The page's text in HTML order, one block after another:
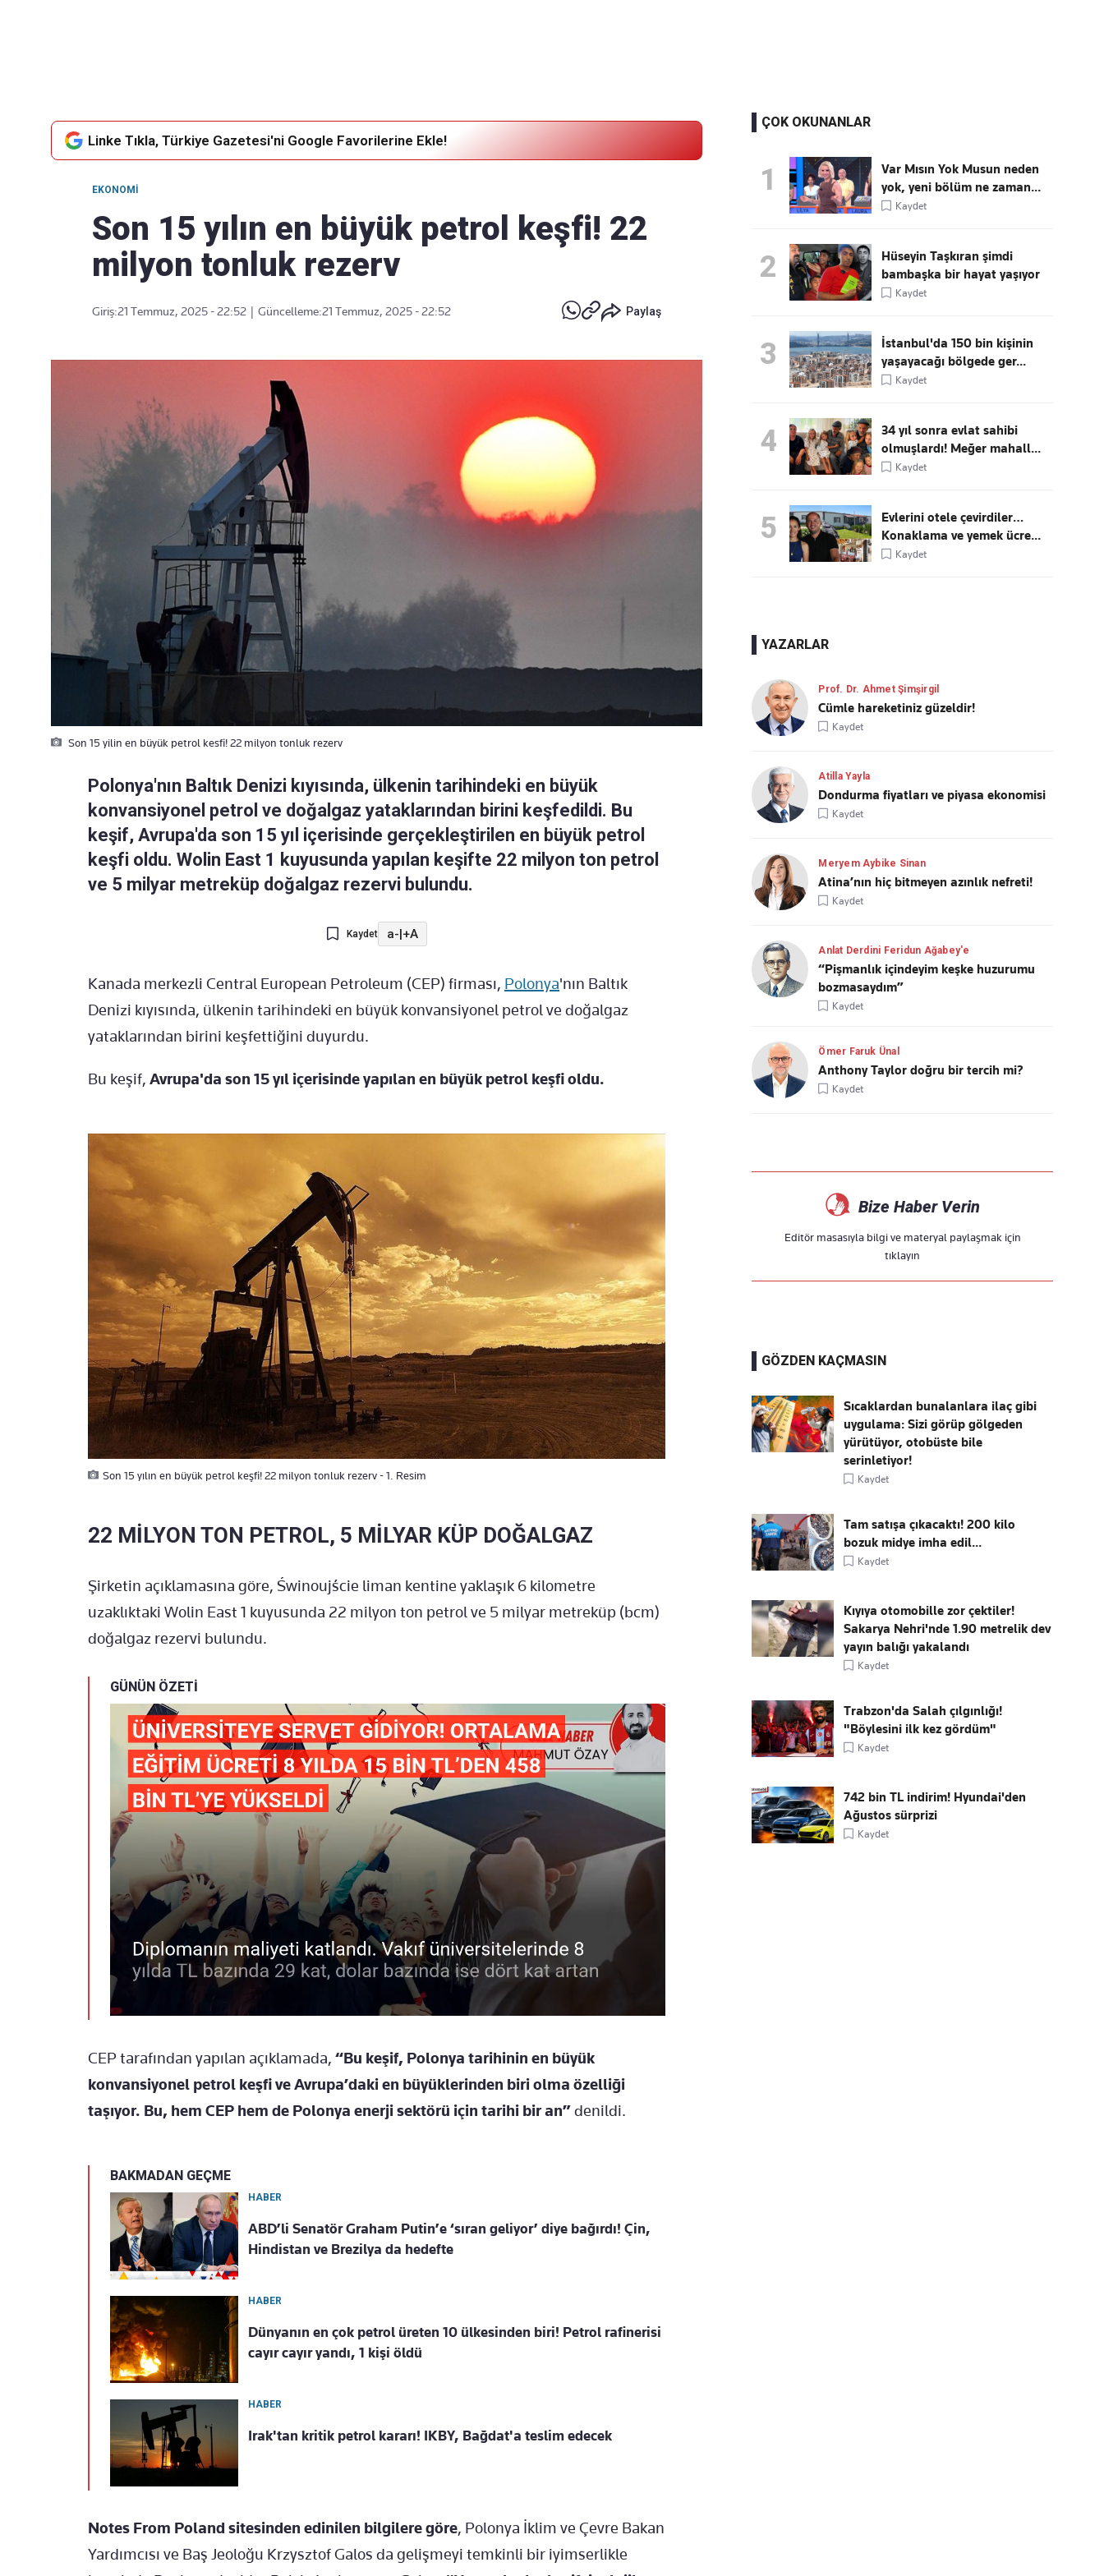
Linke Tıkla, Türkiye Gazetesi'ni Google Favorilerine Ekle!
EKONOMI
Son 15 yılın en büyük petrol keşfi! 22
milyon tonluk rezerv
Giriş:21 Temmuz, 2025 - 22:52 Güncelleme:21 Temmuz, 2025 - 22:52 Paylaş
Son 15 yilin en büyük petrol kesfi! 22 milyon tonluk rezerv
Polonya'nın Baltık Denizi kıyısında, ülkenin tarihindeki en büyük
konvansiyonel petrol ve doğalgaz yataklarından birini keşfedildi. Bu
keşif, Avrupa'da son 15 yıl içerisinde gerçekleştirilen en büyük petrol
keşfi oldu. Wolin East 1 kuyusunda yapılan keşifte 22 milyon ton petrol
ve 5 milyar metreküp doğalgaz rezervi bulundu.
Kaydet a-|+A
Kanada merkezli Central European Petroleum (CEP) firması, Polonya'nın Baltık
Denizi kıyısında, ülkenin tarihindeki en büyük konvansiyonel petrol ve doğalgaz
yataklarından birini keşfettiğini duyurdu.
Bu keşif, Avrupa'da son 15 yıl içerisinde yapılan en büyük petrol keşfi oldu.
Son 15 yılın en büyük petrol keşfi! 22 milyon tonluk rezerv - 1. Resim
22 MİLYON TON PETROL, 5 MİLYAR KÜP DOĞALGAZ
Şirketin açıklamasına göre, Świnoujście liman kentine yaklaşık 6 kilometre
uzaklıktaki Wolin East 1 kuyusunda 22 milyon ton petrol ve 5 milyar metreküp (bcm)
doğalgaz rezervi bulundu.
GÜNÜN ÖZETİ
CEP tarafından yapılan açıklamada, “Bu keşif, Polonya tarihinin en büyük
konvansiyonel petrol keşfi ve Avrupa’daki en büyüklerinden biri olma özelliği
taşıyor. Bu, hem CEP hem de Polonya enerji sektörü için tarihi bir an”denildi.
BAKMADAN GEÇME
HABER
ABD’li Senatör Graham Putin’e ‘sıran geliyor’ diye bağırdı! Çin,
Hindistan ve Brezilya da hedefte
HABER
Dünyanın en çok petrol üreten 10 ülkesinden biri! Petrol rafinerisi
cayır cayır yandı, 1 kişi öldü
HABER
Irak'tan kritik petrol kararı! IKBY, Bağdat'a teslim edecek
Notes From Poland sitesinden edinilen bilgilere göre, Polonya İklim ve Çevre Bakan
Yardımcısı ve Baş Jeoloğu Krzysztof Galos da gelişmeyi temkinli bir iyimserlikle
ÇOK OKUNANLAR
1
Var Mısın Yok Musun neden
yok, yeni bölüm ne zaman...
Kaydet
2
Hüseyin Taşkıran şimdi
bambaşka bir hayat yaşıyor
Kaydet
3
İstanbul'da 150 bin kişinin
yaşayacağı bölgede ger...
Kaydet
4
34 yıl sonra evlat sahibi
olmuşlardı! Meğer mahall...
Kaydet
5
Evlerini otele çevirdiler…
Konaklama ve yemek ücre...
Kaydet
YAZARLAR
Prof. Dr. Ahmet Şimşirgil
Cümle hareketiniz güzeldir!
Kaydet
Atilla Yayla
Dondurma fiyatları ve piyasa ekonomisi
Kaydet
Meryem Aybike Sinan
Atina’nın hiç bitmeyen azınlık nefreti!
Kaydet
Anlat Derdini Feridun Ağabey'e
“Pişmanlık içindeyim keşke huzurumu
bozmasaydım”
Kaydet
Ömer Faruk Ünal
Anthony Taylor doğru bir tercih mi?
Kaydet
Bize Haber Verin
Editör masasıyla bilgi ve materyal paylaşmak için
tıklayın
GÖZDEN KAÇMASIN
Sıcaklardan bunalanlara ilaç gibi
uygulama: Sizi görüp gölgeden
yürütüyor, otobüste bile
serinletiyor!
Kaydet
Tam satışa çıkacaktı! 200 kilo
bozuk midye imha edil...
Kaydet
Kıyıya otomobille zor çektiler!
Sakarya Nehri'nde 1.90 metrelik dev
yayın balığı yakalandı
Kaydet
Trabzon'da Salah çılgınlığı!
"Böylesini ilk kez gördüm"
Kaydet
742 bin TL indirim! Hyundai'den
Ağustos sürprizi
Kaydet